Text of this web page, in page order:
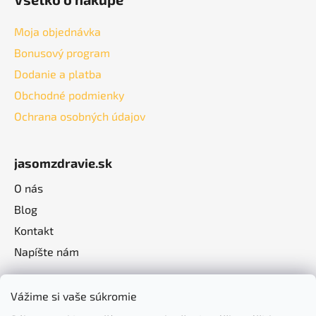
Vážime si vaše súkromie
Moja objednávka
Bonusový program
Dodanie a platba
Obchodné podmienky
Ochrana osobných údajov
jasomzdravie.sk
O nás
Blog
Kontakt
Napíšte nám